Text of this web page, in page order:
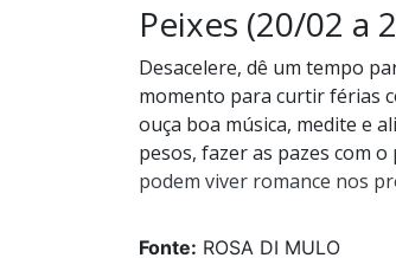
Peixes (20/02 a
Desacelere, dê um tempo
momento para curtir férias
ouça boa música, medite e
pesos, fazer as pazes com
podem viver romance nos
Fonte: ROSA DI MULO